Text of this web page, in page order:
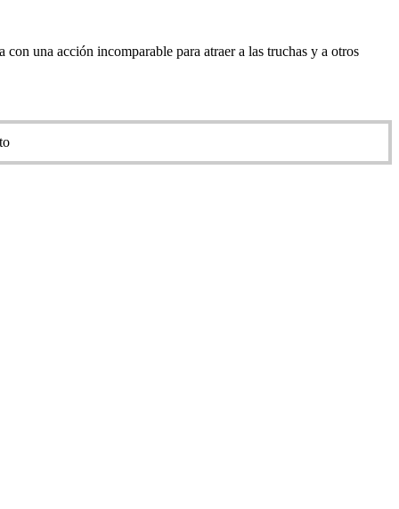
una acción incomparable para atraer a las truchas y a otros